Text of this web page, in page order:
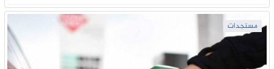
مستجدات